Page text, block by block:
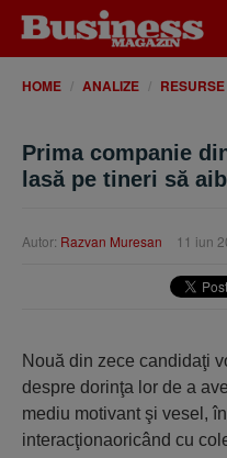
HOME ANALIZE
Prima companie
lasă pe tineri să
Autor: Razvan Muresan 11 iun
Nouă din zece candidaţi
despre dorinţa lor de a
mediu motivant şi vesel,
interacţionaoricând cu